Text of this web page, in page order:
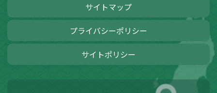
サイトマップ
プライバシーポリシー
サイトポリシー